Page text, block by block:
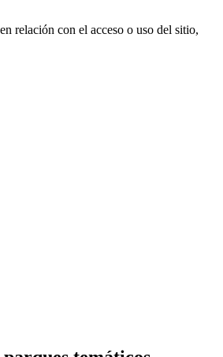
relación con el acceso o uso del sitio,